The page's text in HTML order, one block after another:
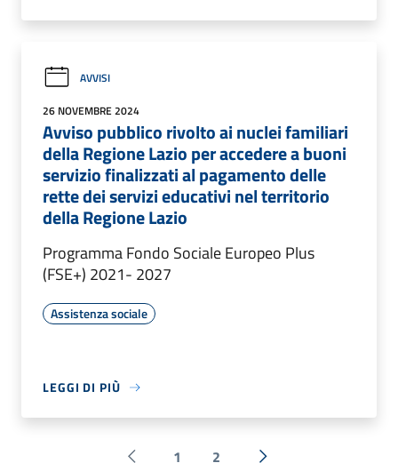
AVVISI
26 NOVEMBRE 2024
Avviso pubblico rivolto ai nuclei familiari
della Regione Lazio per accedere a buoni
servizio finalizzati al pagamento delle
rette dei servizi educativi nel territorio
della Regione Lazio
Programma Fondo Sociale Europeo Plus
(FSE+) 2021- 2027
Assistenza sociale
LEGGI DI PIÙ
1 2